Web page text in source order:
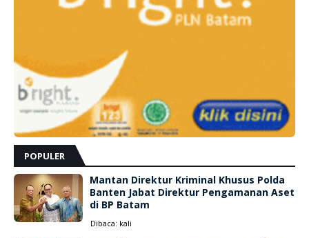
POPULER
Mantan Direktur Kriminal Khusus Polda
Banten Jabat Direktur Pengamanan Aset
di BP Batam
Dibaca: kali